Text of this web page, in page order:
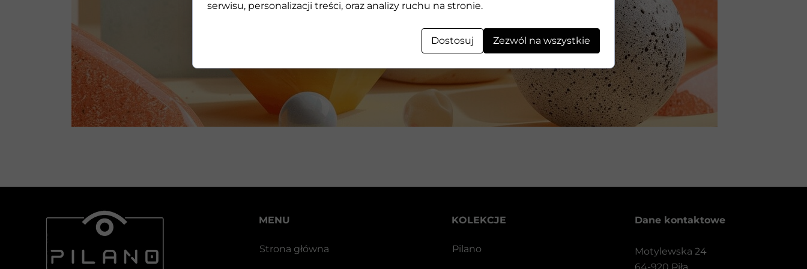
KOLEKCJE
Pilano
MENU
Strona główna
Dane kontaktowe
Motylewska 24
serwisu, personalizacji treści, oraz analizy ruchu na stronie.
Dostosuj Zezwól na wszystkie